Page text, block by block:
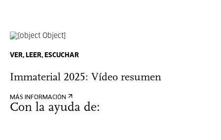
VER, LEER, ESCUCHAR
Immaterial 2025: Vídeo resumen
MÁS INFORMACIÓN
Con la ayuda de: